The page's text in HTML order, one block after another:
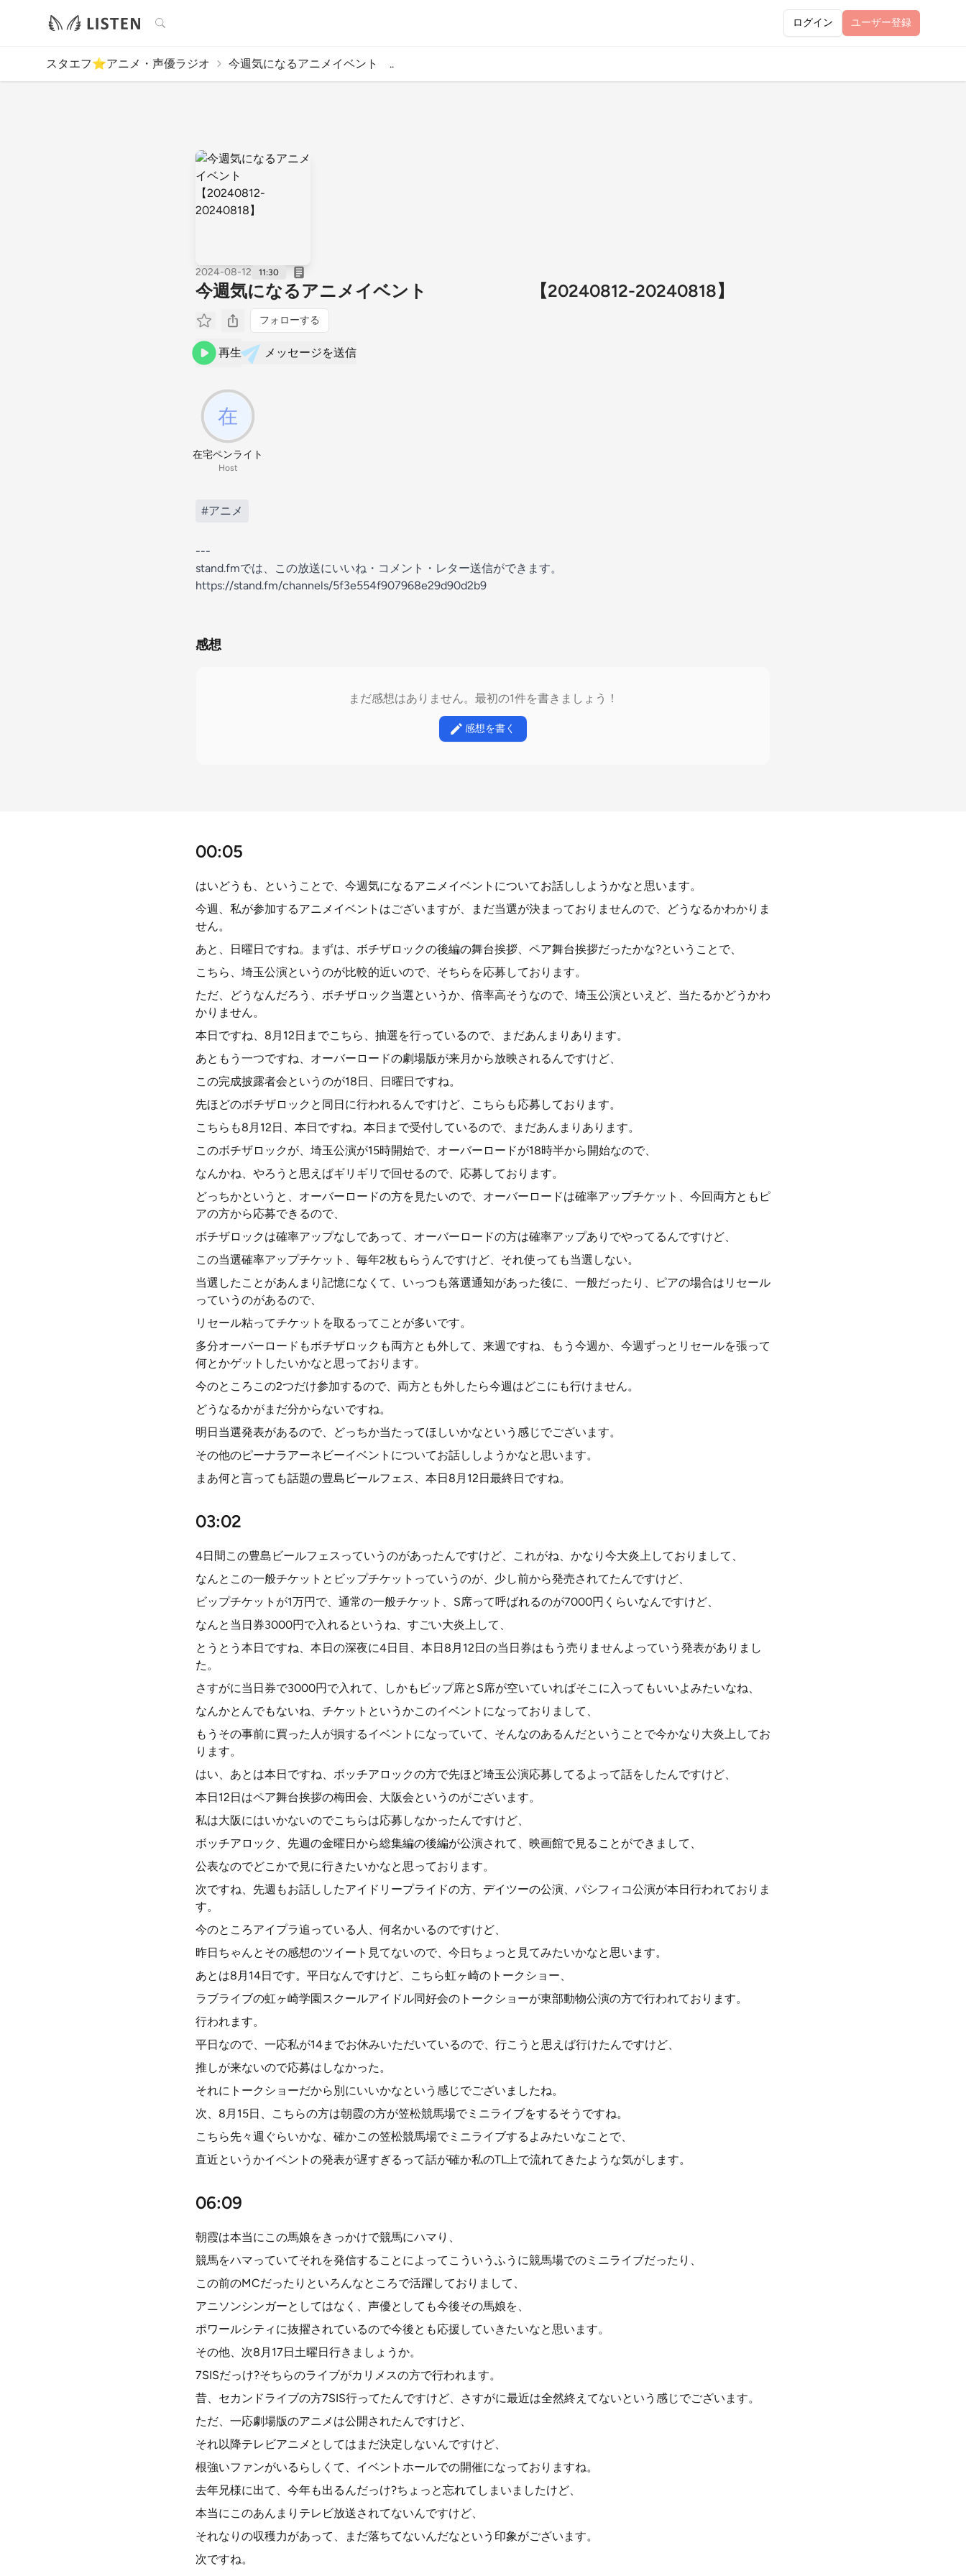
検索 ログイン ユーザー登録
スタエフ⭐️アニメ・声優ラジオ 今週気になるアニメイベント ..
2024-08-12 11:30
今週気になるアニメイベント 【20240812-20240818】
フォローする
再生 メッセージを送信
在宅ペンライト
Host
#アニメ
---
stand.fmでは、この放送にいいね・コメント・レター送信ができます。
https://stand.fm/channels/5f3e554f907968e29d90d2b9
感想
まだ感想はありません。最初の1件を書きましょう！
感想を書く
00:05
はいどうも、ということで、今週気になるアニメイベントについてお話ししようかなと思います。
今週、私が参加するアニメイベントはございますが、まだ当選が決まっておりませんので、どうなるかわかりま
せん。
あと、日曜日ですね。まずは、ボチザロックの後編の舞台挨拶、ペア舞台挨拶だったかな?ということで、
こちら、埼玉公演というのが比較的近いので、そちらを応募しております。
ただ、どうなんだろう、ボチザロック当選というか、倍率高そうなので、埼玉公演といえど、当たるかどうかわ
かりません。
本日ですね、8月12日までこちら、抽選を行っているので、まだあんまりあります。
あともう一つですね、オーバーロードの劇場版が来月から放映されるんですけど、
この完成披露者会というのが18日、日曜日ですね。
先ほどのボチザロックと同日に行われるんですけど、こちらも応募しております。
こちらも8月12日、本日ですね。本日まで受付しているので、まだあんまりあります。
このボチザロックが、埼玉公演が15時開始で、オーバーロードが18時半から開始なので、
なんかね、やろうと思えばギリギリで回せるので、応募しております。
どっちかというと、オーバーロードの方を見たいので、オーバーロードは確率アップチケット、今回両方ともピ
アの方から応募できるので、
ボチザロックは確率アップなしであって、オーバーロードの方は確率アップありでやってるんですけど、
この当選確率アップチケット、毎年2枚もらうんですけど、それ使っても当選しない。
当選したことがあんまり記憶になくて、いっつも落選通知があった後に、一般だったり、ピアの場合はリセール
っていうのがあるので、
リセール粘ってチケットを取るってことが多いです。
多分オーバーロードもボチザロックも両方とも外して、来週ですね、もう今週か、今週ずっとリセールを張って
何とかゲットしたいかなと思っております。
今のところこの2つだけ参加するので、両方とも外したら今週はどこにも行けません。
どうなるかがまだ分からないですね。
明日当選発表があるので、どっちか当たってほしいかなという感じでございます。
その他のピーナラアーネビーイベントについてお話ししようかなと思います。
まあ何と言っても話題の豊島ビールフェス、本日8月12日最終日ですね。
03:02
4日間この豊島ビールフェスっていうのがあったんですけど、これがね、かなり今大炎上しておりまして、
なんとこの一般チケットとビップチケットっていうのが、少し前から発売されてたんですけど、
ビップチケットが1万円で、通常の一般チケット、S席って呼ばれるのが7000円くらいなんですけど、
なんと当日券3000円で入れるというね、すごい大炎上して、
とうとう本日ですね、本日の深夜に4日目、本日8月12日の当日券はもう売りませんよっていう発表がありまし
た。
さすがに当日券で3000円で入れて、しかもビップ席とS席が空いていればそこに入ってもいいよみたいなね、
なんかとんでもないね、チケットというかこのイベントになっておりまして、
もうその事前に買った人が損するイベントになっていて、そんなのあるんだということで今かなり大炎上してお
ります。
はい、あとは本日ですね、ボッチアロックの方で先ほど埼玉公演応募してるよって話をしたんですけど、
本日12日はペア舞台挨拶の梅田会、大阪会というのがございます。
私は大阪にはいかないのでこちらは応募しなかったんですけど、
ボッチアロック、先週の金曜日から総集編の後編が公演されて、映画館で見ることができまして、
公表なのでどこかで見に行きたいかなと思っております。
次ですね、先週もお話ししたアイドリープライドの方、デイツーの公演、パシフィコ公演が本日行われておりま
す。
今のところアイプラ追っている人、何名かいるのですけど、
昨日ちゃんとその感想のツイート見てないので、今日ちょっと見てみたいかなと思います。
あとは8月14日です。平日なんですけど、こちら虹ヶ崎のトークショー、
ラブライブの虹ヶ崎学園スクールアイドル同好会のトークショーが東部動物公演の方で行われております。
行われます。
平日なので、一応私が14までお休みいただいているので、行こうと思えば行けたんですけど、
推しが来ないので応募はしなかった。
それにトークショーだから別にいいかなという感じでございましたね。
次、8月15日、こちらの方は朝霞の方が笠松競馬場でミニライブをするそうですね。
こちら先々週ぐらいかな、確かこの笠松競馬場でミニライブするよみたいなことで、
直近というかイベントの発表が遅すぎるって話が確か私のTL上で流れてきたような気がします。
06:09
朝霞は本当にこの馬娘をきっかけで競馬にハマり、
競馬をハマっていてそれを発信することによってこういうふうに競馬場でのミニライブだったり、
この前のMCだったりといろんなところで活躍しておりまして、
アニソンシンガーとしてはなく、声優としても今後その馬娘を、
ポワールシティに抜擢されているので今後とも応援していきたいなと思います。
その他、次8月17日土曜日行きましょうか。
7SISだっけ?そちらのライブがカリメスの方で行われます。
昔、セカンドライブの方7SIS行ってたんですけど、さすがに最近は全然終えてないという感じでございます。
ただ、一応劇場版のアニメは公開されたんですけど、
それ以降テレビアニメとしてはまだ決定しないんですけど、
根強いファンがいるらしくて、イベントホールでの開催になっておりますね。
去年兄様に出て、今年も出るんだっけ?ちょっと忘れてしまいましたけど、
本当にこのあんまりテレビ放送されてないんですけど、
それなりの収穫力があって、まだ落ちてないんだなという印象がございます。
次ですね。